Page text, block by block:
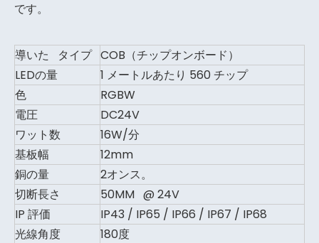
です。
導いた タイプ COB（チップオンボード）
LEDの量
1 メートルあたり 560 チップ
色
RGBW
電圧
DC24V
ワット数
16W/分
基板幅
12mm
銅の量
2オンス。
切断長さ
50MM @ 24V
IP 評価
IP43 / IP65 / IP66 / IP67 / IP68
光線角度
180度